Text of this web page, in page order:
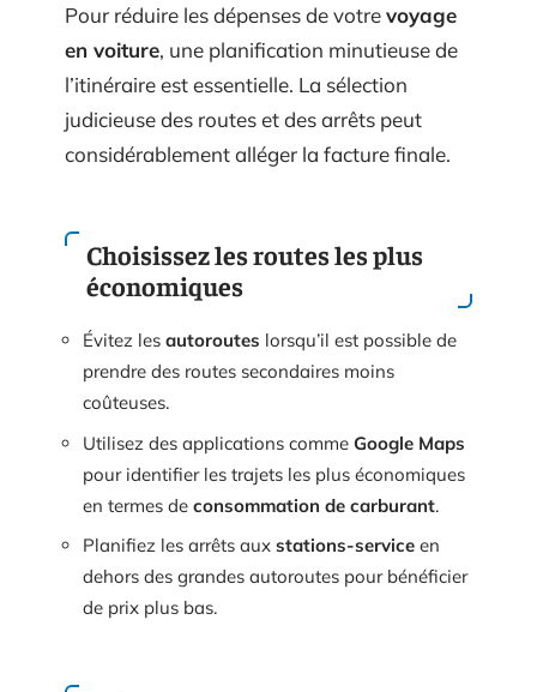
Pour réduire les dépenses de votrevoyage
en voiture, une planification minutieuse de
l’itinéraire est essentielle. La sélection
judicieuse des routes et des arrêts peut
considérablement alléger la facture finale.
Choisissez les routes les plus
économiques
Évitez les autoroutes lorsqu’il est possible de
prendre des routes secondaires moins
coûteuses.
Utilisez des applications comme Google Maps
pour identifier les trajets les plus économiques
en termes de consommation de carburant.
Planifiez les arrêts aux stations-service en
dehors des grandes autoroutes pour bénéficier
de prix plus bas.